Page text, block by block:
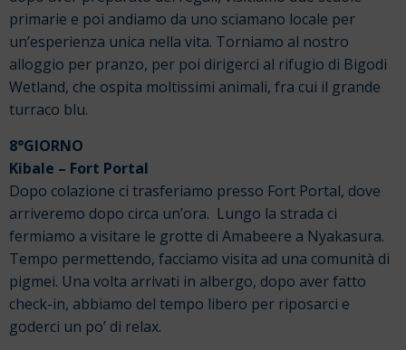
primarie e poi andiamo da uno sciamano locale per
un’esperienza unica nella vita. Torniamo al nostro
alloggio per pranzo, per poi dirigerci al rifugio di Bigodi
Wetland, che ospita moltissimi animali, fra cui il grande
turraco blu.
8°GIORNO
Kibale – Fort Portal
Dopo colazione ci trasferiamo presso Fort Portal, dove
arriveremo dopo circa un’ora. Lungo la strada ci
fermiamo a visitare le grotte di Amabeere a Nyakasura.
Tempo permettendo, facciamo visita ad una comunità di
pigmei. Una volta arrivati in albergo, dopo aver fatto
check-in, abbiamo del tempo libero per riposarci e
goderci un po’ di relax.